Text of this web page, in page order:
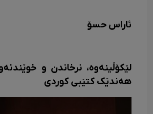
ئاراس حسۆ
لێکۆڵینەوە، نرخاندن و
هەندێک کتێبی کوردی